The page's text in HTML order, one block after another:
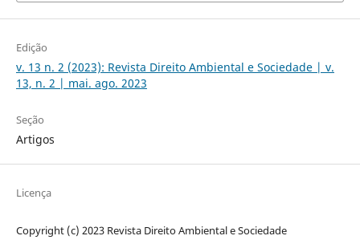
Edição
v. 13 n. 2 (2023): Revista Direito Ambiental e Sociedade | v.
13, n. 2 | mai. ago. 2023
Seção
Artigos
Licença
Copyright (c) 2023 Revista Direito Ambiental e Sociedade